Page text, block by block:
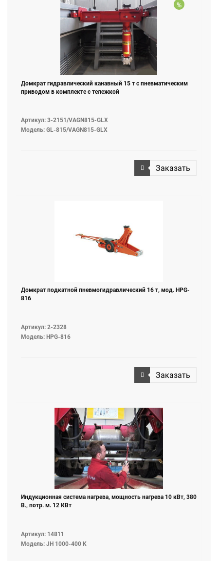
%
Домкрат гидравлический канавный 15 т с пневматическим
приводом в комплекте c тележкой
Артикул: 3-2151/VAGN815-GLX
Модель: GL-815/VAGN815-GLX
Заказать
Домкрат подкатной пневмогидравлический 16 т, мод. HPG-
816
Артикул: 2-2328
Модель: HPG-816
Заказать
Индукционная система нагрева, мощность нагрева 10 кВт, 380
В., потр. м. 12 КВт
Артикул: 14811
Модель: JH 1000-400 K